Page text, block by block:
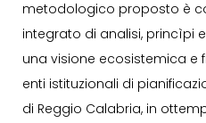
metodologico proposto è
integrato di analisi, princìpi
una visione ecosistemica e
enti istituzionali di
di Reggio Calabria, in